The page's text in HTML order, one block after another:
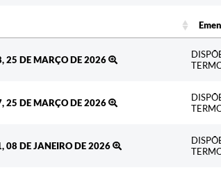
25 DE MARÇO DE 2026
25 DE MARÇO DE 2026
08 DE JANEIRO DE 2026